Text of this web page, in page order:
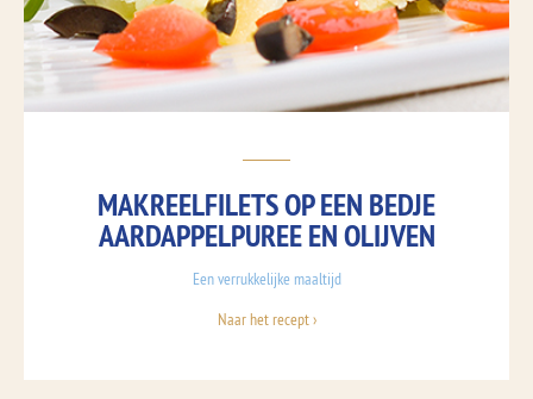
MAKREELFILETS OP EEN BEDJE
AARDAPPELPUREE EN OLIJVEN
Een verrukkelijke maaltijd
Naar het recept ›